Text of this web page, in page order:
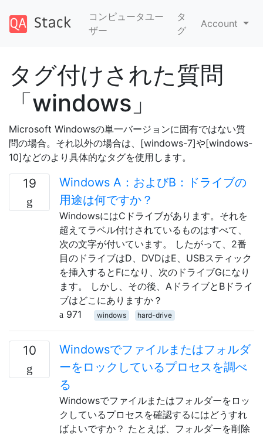
コンピュータユー
ザー
タ
グ
Account
タグ付けされた質問
「windows」
Microsoft Windowsの単一バージョンに固有ではない質
問の場合。それ以外の場合は、[windows-7]や[windows-
10]などのより具体的なタグを使用します。
19
Windows A：およびB：ドライブの
用途は何ですか？
WindowsにはCドライブがあります。それを
超えてラベル付けされているものはすべて、
次の文字が付いています。 したがって、2番
目のドライブはD、DVDはE、USBスティック
を挿入するとFになり、次のドライブGになり
ます。 しかし、その後、AドライブとBドライ
ブはどこにありますか？
971
windows hard-drive
10
Windowsでファイルまたはフォルダ
ーをロックしているプロセスを調べ
る
Windowsでファイルまたはフォルダーをロッ
クしているプロセスを確認するにはどうすれ
ばよいですか？ たとえば、フォルダーを削除